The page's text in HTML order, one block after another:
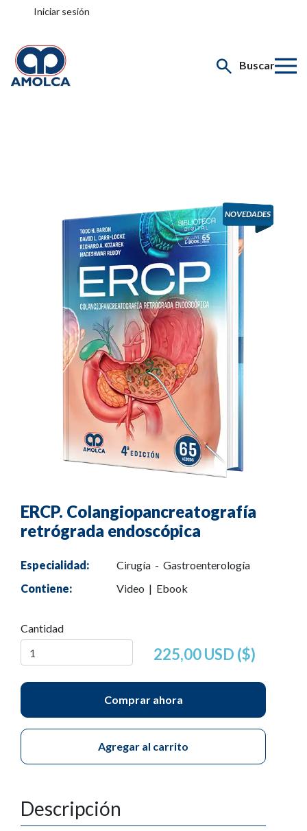
Iniciar sesión
Buscar
ERCP. Colangiopancreatografía
retrógrada endoscópica
Especialidad:
Cirugía - Gastroenterología
Contiene:
Video | Ebook
Cantidad
225,00 USD ($)
Comprar ahora
Agregar al carrito
Descripción